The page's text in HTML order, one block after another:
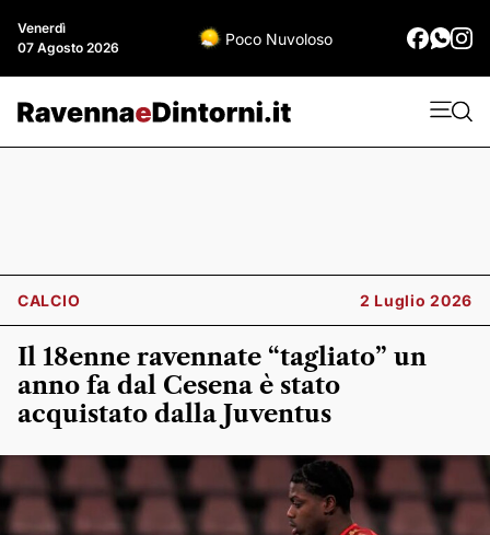
Venerdì
07 Agosto 2026
Poco Nuvoloso
CALCIO 2 Luglio 2026
Il 18enne ravennate “tagliato” un
anno fa dal Cesena è stato
acquistato dalla Juventus